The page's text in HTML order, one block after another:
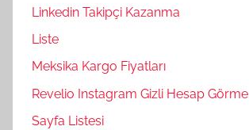
Linkedin Takipçi Kazanma
Liste
Meksika Kargo Fiyatları
Revelio Instagram Gizli Hesap Görme
Sayfa Listesi